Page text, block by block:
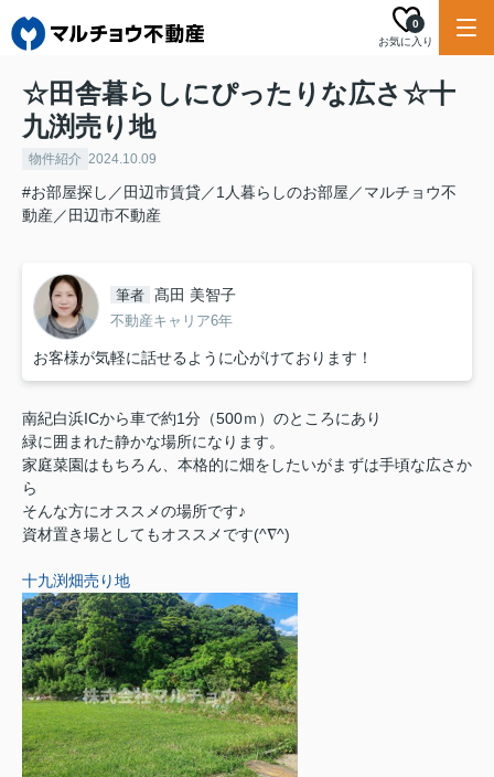
お気に入り
0
☆田舎暮らしにぴったりな広さ☆十
九渕売り地
物件紹介 2024.10.09
#お部屋探し／田辺市賃貸／1人暮らしのお部屋／マルチョウ不
動産／田辺市不動産
筆者 髙田 美智子
不動産キャリア6年
お客様が気軽に話せるように心がけております！
南紀白浜ICから車で約1分（500ｍ）のところにあり
緑に囲まれた静かな場所になります。
家庭菜園はもちろん、本格的に畑をしたいがまずは手頃な広さか
ら
そんな方にオススメの場所です♪
資材置き場としてもオススメです(^∇^)
十九渕畑売り地